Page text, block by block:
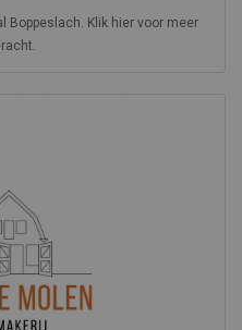
Boppeslach. Klik hier voor meer